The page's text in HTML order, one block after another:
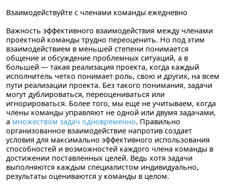
Взаимодействуйте с членами команды ежедневно
Важность эффективного взаимодействия между членами
проектной команды трудно переоценить. Но под этим
взаимодействием в меньшей степени понимается
общение и обсуждение проблемных ситуаций, а в
большей — такая реализация проекта, когда каждый
исполнитель четко понимает роль, свою и других, на всем
пути реализации проекта. Без такого понимания, задачи
могут дублироваться, переоцениваться или
игнорироваться. Более того, мы ещё не учитываем, когда
члены команды управляют не одной или двумя задачами,
а множеством задач одновременно. Правильно
организованное взаимодействие напротив создает
условия для максимально эффективного использования
способностей и возможностей каждого члена команды в
достижении поставленных целей. Ведь хотя задачи
выполняются каждым специалистом индивидуально,
результаты оцениваются у команды в целом.